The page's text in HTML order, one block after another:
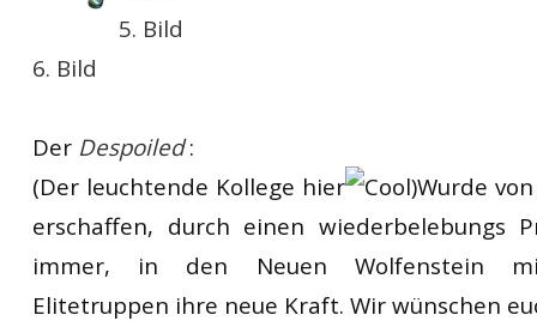
5. Bild
6. Bild
Der Despoiled:
(Der leuchtende Kollege hier
)Wurde
erschaffen, durch einen wiederbelebungs
immer, in den Neuen Wolfenstein
Elitetruppen ihre neue Kraft. Wir wünschen